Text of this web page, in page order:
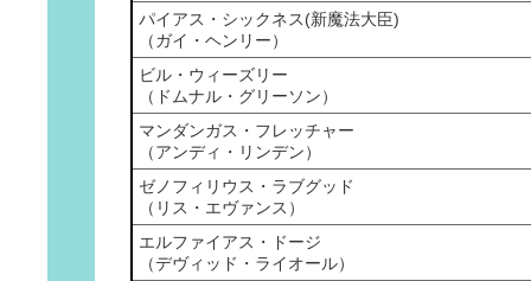
パイアス・シックネス(新魔法大臣)
（ガイ・ヘンリー）
ビル・ウィーズリー
（ドムナル・グリーソン）
マンダンガス・フレッチャー
（アンディ・リンデン）
ゼノフィリウス・ラブグッド
（リス・エヴァンス）
エルファイアス・ドージ
（デヴィッド・ライオール）